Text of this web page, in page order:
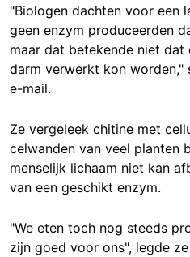
"Biologen dachten voor een
geen enzym produceerden
maar dat betekende niet
darm verwerkt kon worden,"
e-mail.
Ze vergeleek chitine met
celwanden van veel planten
menselijk lichaam niet kan
van een geschikt enzym.
"We eten toch nog steeds
zijn goed voor ons", legde